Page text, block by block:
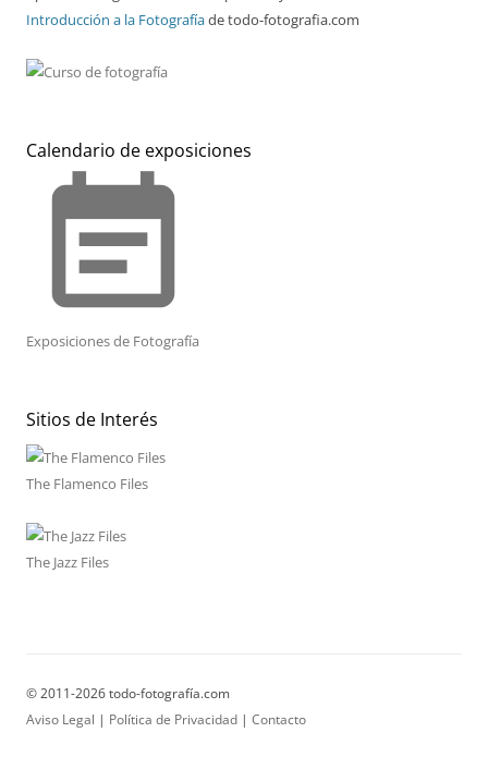
Introducción a la Fotografíade todo-fotografia.com
Calendario de exposiciones
event_note
Exposiciones de Fotografía
Sitios de Interés
The Flamenco Files
The Jazz Files
© 2011-2026 todo-fotografía.com
Aviso Legal | Política de Privacidad | Contacto